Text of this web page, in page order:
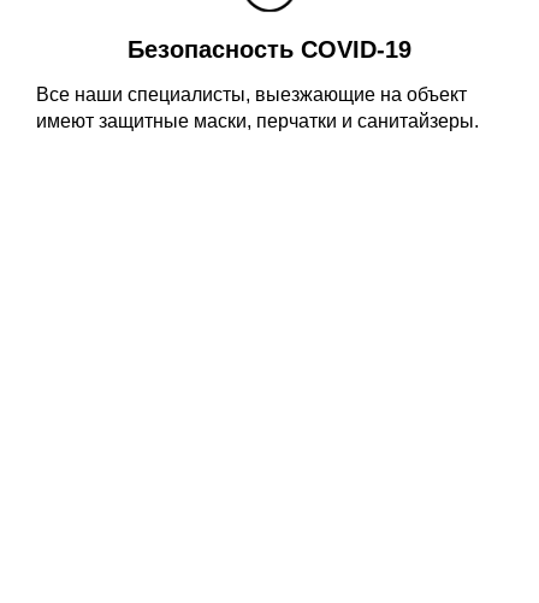
Безопасность COVID-19
Все наши специалисты, выезжающие на объект
имеют защитные маски, перчатки и санитайзеры.